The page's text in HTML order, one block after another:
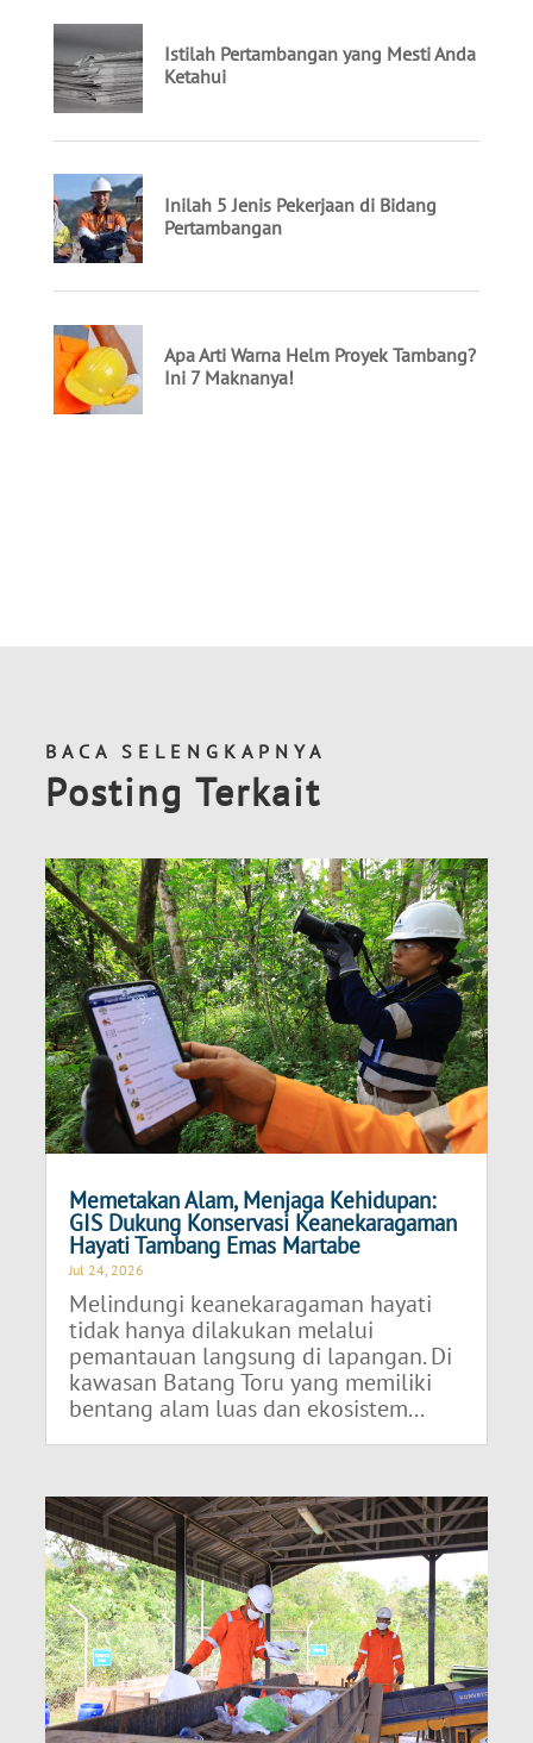
BACA SELENGKAPNYA
Posting Terkait
Memetakan Alam, Menjaga Kehidupan:
GIS Dukung Konservasi Keanekaragaman
Hayati Tambang Emas Martabe
Jul 24, 2026
Melindungi keanekaragaman hayati
tidak hanya dilakukan melalui
pemantauan langsung di lapangan. Di
kawasan Batang Toru yang memiliki
bentang alam luas dan ekosistem...